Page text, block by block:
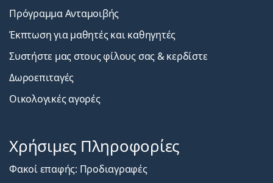
Πρόγραμμα Ανταμοιβής
Έκπτωση για μαθητές και καθηγητές
Συστήστε μας στους φίλους σας & κερδίστε
Δωροεπιταγές
Οικολογικές αγορές
Χρήσιμες Πληροφορίες
Φακοί επαφής: Προδιαγραφές